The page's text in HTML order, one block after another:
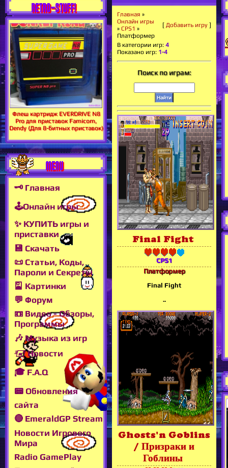
RETRO-STUFF!
Флеш картридж EVERDRIVE N8
Pro для приставок Famicom,
Dendy (Для 8-битных приставок)
MENU
🗝 Главная
🕹Онлайн игры
✨ КУПИТЬ игры и
приставки
💾 Скачать
📜 Статьи, Коды,
Пароли и Секреты
🎴 Картинки
💬 Форум
📼 Видео - Обзоры,
Программы
🎶 Музыка из игр
🖅 Новости
🎓 F.A.Q
📟 Обновления
сайта
🔴 EmeraldGP Stream
Новости Игрового
Мира
Radio GamePlay
Главная »
Онлайн игры
» CPS1 »
Платформер
[ Добавить игру ]
В категории игр: 4
Показано игр: 1-4
Поиск по играм:
Final Fight
CPS1
Платформер
Final Fight
..
Ghosts'n Goblins
/ Призраки и
Гоблины